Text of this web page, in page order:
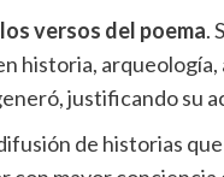
versos del poema.
historia,
justificando su
de historias